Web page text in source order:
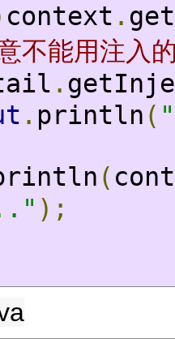
context .
能用注入
.
. println (
(
);